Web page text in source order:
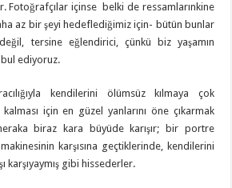
Fotoğrafçılar içinse belki de ressamlarınkine
az bir şeyi hedeflediğimiz için- bütün bunlar
tersine eğlendirici, çünkü biz yaşamın
ediyoruz.
kendilerini ölümsüz kılmaya çok
için en güzel yanlarını öne çıkarmak
biraz kara büyüde karışır; bir portre
karşısına geçtiklerinde, kendilerini
karşıyaymış gibi hissederler.